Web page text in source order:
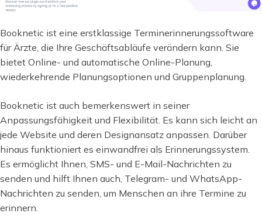
Booknetic ist eine erstklassige Terminerinnerungssoftware
für Ärzte, die Ihre Geschäftsabläufe verändern kann. Sie
bietet Online- und automatische Online-Planung,
wiederkehrende Planungsoptionen und Gruppenplanung.
Booknetic ist auch bemerkenswert in seiner
Anpassungsfähigkeit und Flexibilität. Es kann sich leicht an
jede Website und deren Designansatz anpassen. Darüber
hinaus funktioniert es einwandfrei als Erinnerungssystem.
Es ermöglicht Ihnen, SMS- und E-Mail-Nachrichten zu
senden und hilft Ihnen auch, Telegram- und WhatsApp-
Nachrichten zu senden, um Menschen an ihre Termine zu
erinnern.